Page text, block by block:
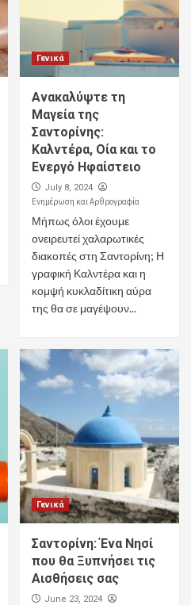
Γενικά
Ανακαλύψτε τη
Μαγεία της
Σαντορίνης:
Καλντέρα, Οία και το
Ενεργό Ηφαίστειο
July 8, 2024
Ενημέρωση και Αρθρογραφία
Μήπως όλοι έχουμε
ονειρευτεί χαλαρωτικές
διακοπές στη Σαντορίνη; Η
γραφική Καλντέρα και η
κομψή κυκλαδίτικη αύρα
της θα σε μαγέψουν...
Γενικά
Σαντορίνη: Ένα Νησί
που θα Ξυπνήσει τις
Αισθήσεις σας
June 23, 2024